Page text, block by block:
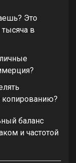
Это
в
баланс
и частотой